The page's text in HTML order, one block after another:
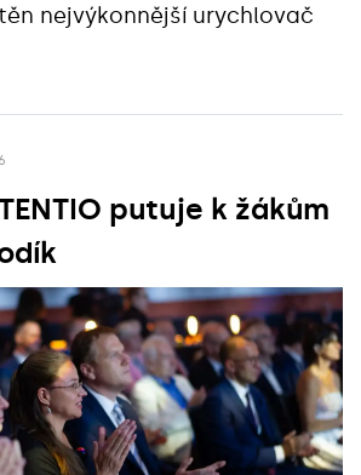
nejvýkonnější urychlovač
putuje k žákům